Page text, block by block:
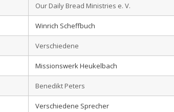
Our Daily Bread Ministries e. V.
Winrich Scheffbuch
Verschiedene
Missionswerk Heukelbach
Benedikt Peters
Verschiedene Sprecher